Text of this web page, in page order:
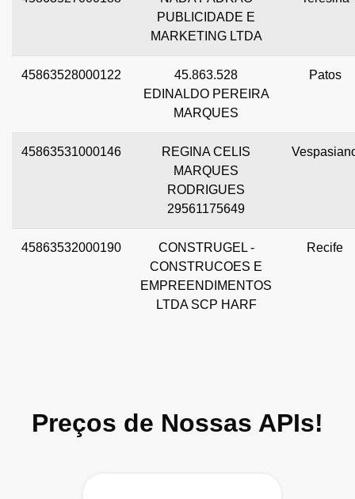
PUBLICIDADE E
MARKETING LTDA
45863528000122
45.863.528
EDINALDO PEREIRA
MARQUES
Patos
45863531000146
REGINA CELIS
MARQUES
RODRIGUES
29561175649
45863532000190
CONSTRUGEL -
CONSTRUCOES E
EMPREENDIMENTOS
LTDA SCP HARF
Recife
Preços de Nossas APIs!